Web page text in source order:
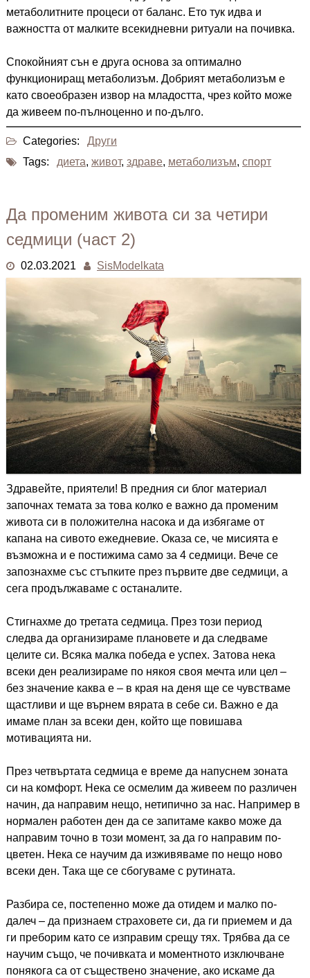
метаболитните процеси от баланс. Ето тук идва и
важността от малките всекидневни ритуали на почивка.
Спокойният сън е друга основа за оптимално
функциониращ метаболизъм. Добрият метаболизъм е
като своеобразен извор на младостта, чрез който може
да живеем по-пълноценно и по-дълго.
Categories:
Други
Tags:
диета, живот, здраве, метаболизъм, спорт
Да променим живота си за четири
седмици (част 2)
02.03.2021 SisModelkata
Здравейте, приятели! В предния си блог материал
започнах темата за това колко е важно да променим
живота си в положителна насока и да избягаме от
капана на сивото ежедневие. Оказа се, че мисията е
възможна и е постижима само за 4 седмици. Вече се
запознахме със стъпките през първите две седмици, а
сега продължаваме с останалите.
Стигнахме до третата седмица. През този период
следва да организираме плановете и да следваме
целите си. Всяка малка победа е успех. Затова нека
всеки ден реализираме по някоя своя мечта или цел –
без значение каква е – в края на деня ще се чувстваме
щастливи и ще върнем вярата в себе си. Важно е да
имаме план за всеки ден, който ще повишава
мотивацията ни.
През четвъртата седмица е време да напуснем зоната
си на комфорт. Нека се осмелим да живеем по различен
начин, да направим нещо, нетипично за нас. Например в
нормален работен ден да се запитаме какво може да
направим точно в този момент, за да го направим по-
цветен. Нека се научим да изживяваме по нещо ново
всеки ден. Така ще се сбогуваме с рутината.
Разбира се, постепенно може да отидем и малко по-
далеч – да признаем страховете си, да ги приемем и да
ги преборим като се изправим срещу тях. Трябва да се
научим също, че почивката и моментното изключване
понякога са от съществено значение, ако искаме да